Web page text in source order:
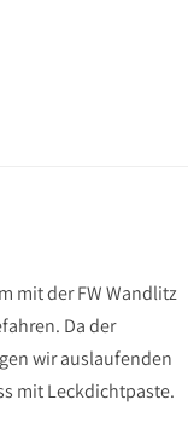
mit der FW Wandlitz
Da der
wir auslaufenden
mit Leckdichtpaste.